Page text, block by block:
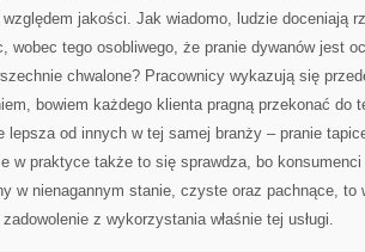
jakości. Jak wiadomo, ludzie doceniają
wobec tego osobliwego, że pranie dywanów jest
chwalone? Pracownicy wykazują się
bowiem każdego klienta pragną przekonać do
lepsza od innych w tej samej branży – pranie
w praktyce także to się sprawdza, bo
w nienagannym stanie, czyste oraz pachnące, to
zadowolenie z wykorzystania właśnie tej usługi.